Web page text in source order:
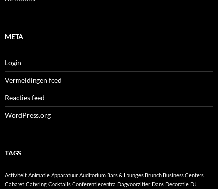
META
Login
Vermeldingen feed
Reacties feed
WordPress.org
TAGS
Activiteit Animatie Apparatuur Auditorium Bars & Lounges Brunch Business Centers
Cabaret Catering Cocktails Conferentiecentra Dagvoorzitter Dans Decoratie DJ